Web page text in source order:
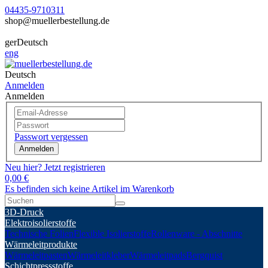
04435-9710311
shop@muellerbestellung.de
gerDeutsch
eng
Deutsch
Anmelden
Anmelden
Passwort vergessen
Anmelden
Neu hier? Jetzt registrieren
0,00 €
Es befinden sich keine Artikel im Warenkorb
3D-Druck
Elektroisolierstoffe
Technische FolienFlexible IsolierstoffeRollenware - Abschnitte
Wärmeleitprodukte
WärmeleitpastenWärmeleitkleberWärmeleitpadsBergquist
Schichtpressstoffe